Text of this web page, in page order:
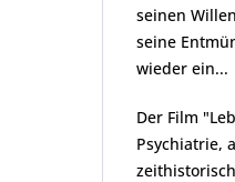
seinen
seine
wieder ein...
Der Film
Psychiatrie,